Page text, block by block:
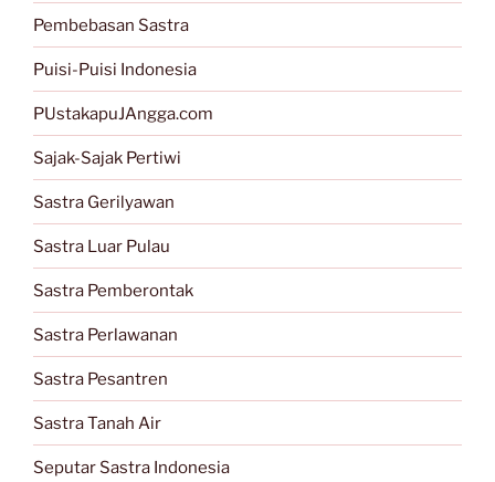
Pembebasan Sastra
Puisi-Puisi Indonesia
PUstakapuJAngga.com
Sajak-Sajak Pertiwi
Sastra Gerilyawan
Sastra Luar Pulau
Sastra Pemberontak
Sastra Perlawanan
Sastra Pesantren
Sastra Tanah Air
Seputar Sastra Indonesia